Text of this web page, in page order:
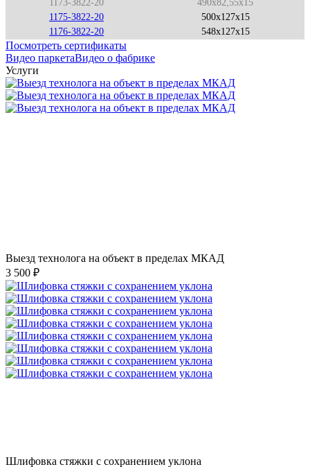
1173-3822-20
490x82,55x15
1175-3822-20
500x127x15
1176-3822-20
548x127x15
Посмотреть сертификаты
Видео паркетаВидео о фабрике
Услуги
Выезд технолога на объект в пределах МКАД
3 500 ₽
Шлифовка стяжки с сохранением уклона